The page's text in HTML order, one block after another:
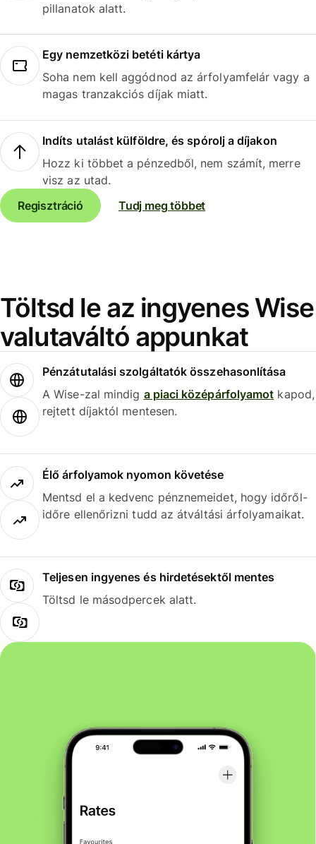
pillanatok alatt.
Egy nemzetközi betéti kártya
Soha nem kell aggódnod az árfolyamfelár vagy a
magas tranzakciós díjak miatt.
Indíts utalást külföldre, és spórolj a díjakon
Hozz ki többet a pénzedből, nem számít, merre
visz az utad.
Regisztráció
Tudj meg többet
Töltsd le az ingyenes Wise
valutaváltó appunkat
Pénzátutalási szolgáltatók összehasonlítása
A Wise-zal mindig a piaci középárfolyamot kapod,
rejtett díjaktól mentesen.
Élő árfolyamok nyomon követése
Mentsd el a kedvenc pénznemeidet, hogy időről-
időre ellenőrizni tudd az átváltási árfolyamaikat.
Teljesen ingyenes és hirdetésektől mentes
Töltsd le másodpercek alatt.